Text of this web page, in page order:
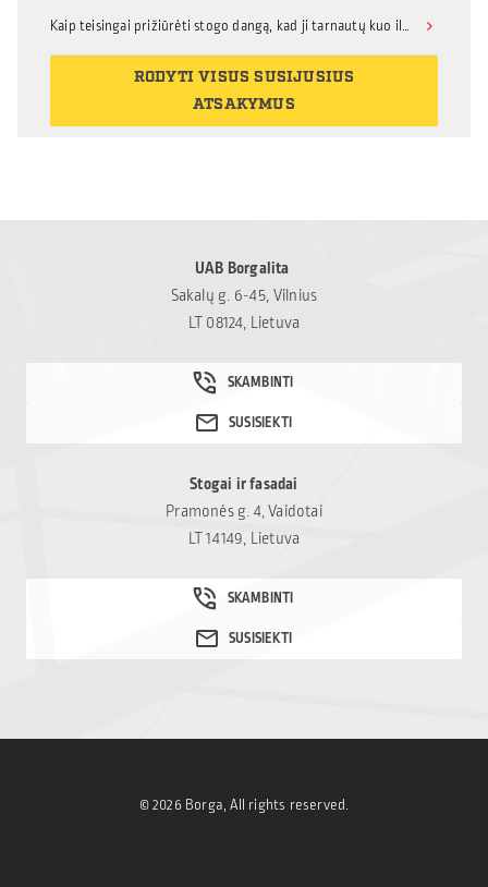
Kaip teisingai prižiūrėti stogo dangą, kad ji tarnautų kuo ilgiau?
RODYTI VISUS SUSIJUSIUS
ATSAKYMUS
UAB Borgalita
Sakalų g. 6-45, Vilnius
LT 08124, Lietuva
Stogai ir fasadai
Pramonės g. 4, Vaidotai
LT 14149, Lietuva
© 2026 Borga, All rights reserved.